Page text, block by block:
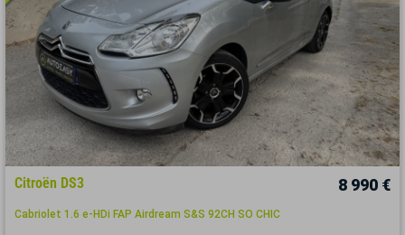
Citroën DS3 8 990 €
Cabriolet 1.6 e-HDi FAP Airdream S&S 92CH SO CHIC